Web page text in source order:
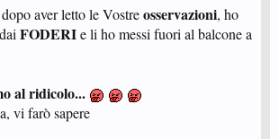
aver letto le Vostreosservazioni, ho
FODERIe li ho messi fuori al balcone a
al ridicolo...
vi farò sapere